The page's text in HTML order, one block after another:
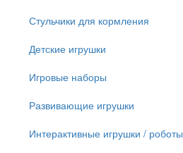
Стульчики для кормления
Детские игрушки
Игровые наборы
Развивающие игрушки
Интерактивные игрушки / роботы